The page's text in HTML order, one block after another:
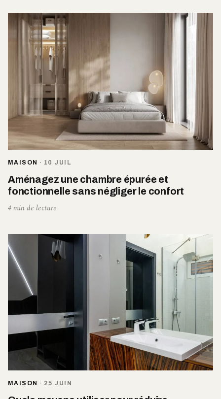
MAISON · 10 JUIL
Aménagez une chambre épurée et
fonctionnelle sans négliger le confort
4 min de lecture
MAISON · 25 JUIN